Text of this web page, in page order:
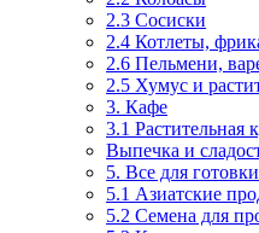
2.3 Сосиски
2.4 Котлеты,
2.6 Пельмени,
2.5 Хумус и
3. Кафе
3.1 Растительная
Выпечка и
5. Все для готовки
5.1 Азиатские
5.2 Семена для